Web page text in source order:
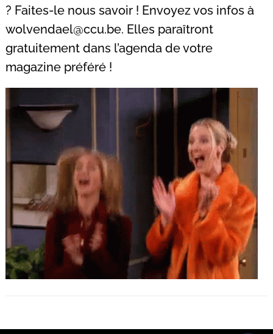
? Faites-le nous savoir ! Envoyez vos infos à
wolvendael@ccu.be. Elles paraîtront
gratuitement dans l’agenda de votre
magazine préféré !
Recherche
pour
: